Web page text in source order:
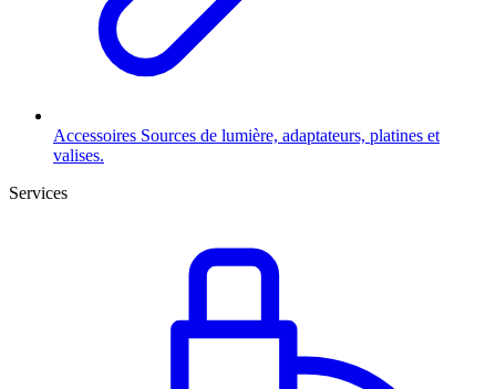
Accessoires Sources de lumière, adaptateurs, platines et
valises.
Services